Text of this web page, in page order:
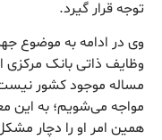
توجه قرار گیرد.
وی در ادامه به موضوع
وظایف ذاتی بانک مرکزی
مساله موجود کشور
مواجه می‌شویم؛ به این
همین امر او را دچار